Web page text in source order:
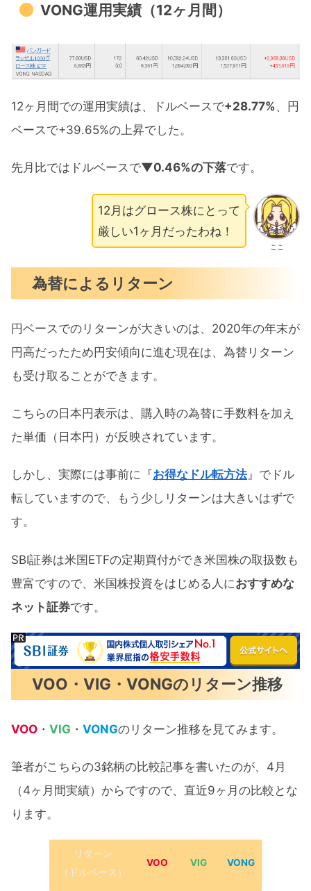
VONG運用実績（12ヶ月間）
12ヶ月間での運用実績は、ドルベースで+28.77%、円
ベースで+39.65%の上昇でした。
先月比ではドルベースで▼0.46%の下落です。
ここ
12月はグロース株にとって
厳しい1ヶ月だったわね！
為替によるリターン
円ベースでのリターンが大きいのは、2020年の年末が
円高だったため円安傾向に進む現在は、為替リターン
も受け取ることができます。
こちらの日本円表示は、購入時の為替に手数料を加え
た単価（日本円）が反映されています。
しかし、実際には事前に『お得なドル転方法』でドル
転していますので、もう少しリターンは大きいはずで
す。
SBI証券は米国ETFの定期買付ができ米国株の取扱数も
豊富ですので、米国株投資をはじめる人におすすめな
ネット証券です。
VOO・VIG・VONGのリターン推移
VOO ・ VIG ・ VONGのリターン推移を見てみます。
筆者がこちらの3銘柄の比較記事を書いたのが、4月
（4ヶ月間実績）からですので、直近9ヶ月の比較とな
ります。
リターン
（ドルベース）
VOO VIG VONG